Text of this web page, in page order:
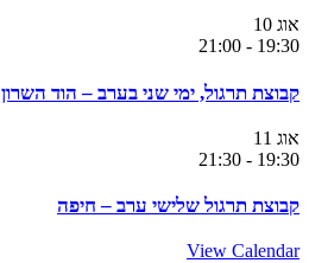
אוג 10
19:30
-
21:00
קבוצת תרגול, ימי שני בערב – הוד השרון
אוג 11
19:30
-
21:30
קבוצת תרגול שלישי ערב – חיפה
View Calendar